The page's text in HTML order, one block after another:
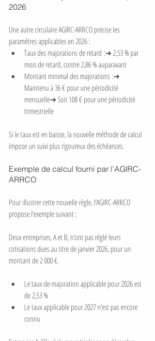
2026
Une autre circulaire AGIRC-ARRCO précise les
paramètres applicables en 2026 :
Taux des majorations de retard :➜ 2,53 % par
mois de retard, contre 2,86 % auparavant
Montant minimal des majorations :➜
Maintenu à 36 € pour une périodicité
mensuelle➜ Soit 108 € pour une périodicité
trimestrielle
Si le taux est en baisse, la nouvelle méthode de calcul
impose un suivi plus rigoureux des échéances.
Exemple de calcul fourni par l’AGIRC-
ARRCO
Pour illustrer cette nouvelle règle, l’AGIRC-ARRCO
propose l’exemple suivant :
Deux entreprises, A et B, n’ont pas réglé leurs
cotisations dues au titre de janvier 2026, pour un
montant de 2 000 €.
Le taux de majoration applicable pour 2026 est
de 2,53 %
Le taux applicable pour 2027 n’est pas encore
connu